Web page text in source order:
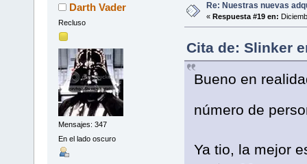
Darth Vader
Recluso
Mensajes: 347
En el lado oscuro
Re: Nuestras nuevas
« Respuesta #19 en:
Cita de: Slinker
Bueno en
número de
Ya tio, la mejor